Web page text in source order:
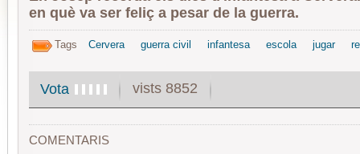
en què va ser feliç a pesar de la guerra.
Tags Cervera guerra civil infantesa escola jugar
Vota vists 8852
COMENTARIS